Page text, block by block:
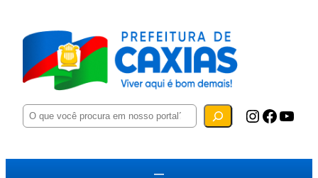
P
e
u
Instagram Facebook YouTube